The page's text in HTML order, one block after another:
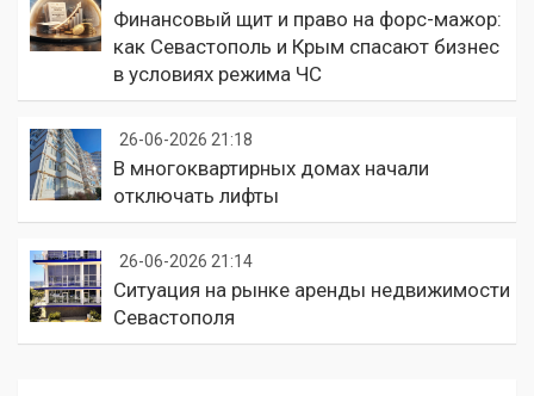
Финансовый щит и право на форс-мажор:
как Севастополь и Крым спасают бизнес
в условиях режима ЧС
26-06-2026 21:18
В многоквартирных домах начали
отключать лифты
26-06-2026 21:14
Ситуация на рынке аренды недвижимости
Севастополя